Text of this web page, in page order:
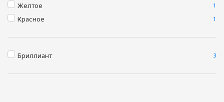
Желтое 1
Красное 1
Бриллиант 3